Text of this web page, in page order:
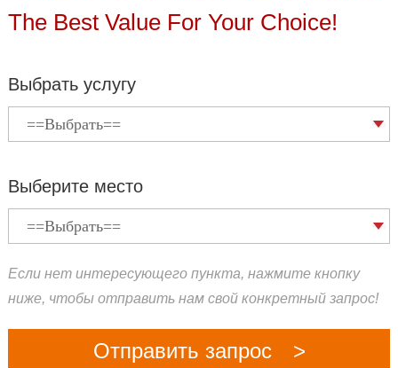
The Best Value For Your Choice!
Выбрать услугу
Выберите место
Если нет интересующего пункта, нажмите кнопку
ниже, чтобы отправить нам свой конкретный запрос!
Отправить запрос >